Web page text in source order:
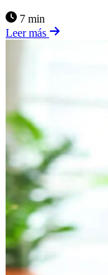
7 min
Leer más